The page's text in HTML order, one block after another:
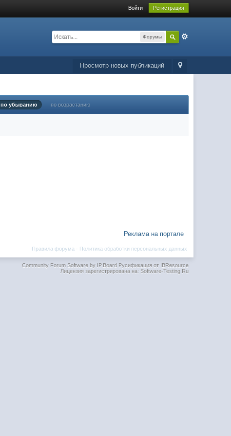
Войти Регистрация
Форумы
Просмотр новых публикаций
по убыванию по возрастанию
Реклама на портале
Политика обработки персональных данных
Правила форума ·
Community Forum Software by IP.BoardРусификация от IBResource
Лицензия зарегистрирована на: Software-Testing.Ru